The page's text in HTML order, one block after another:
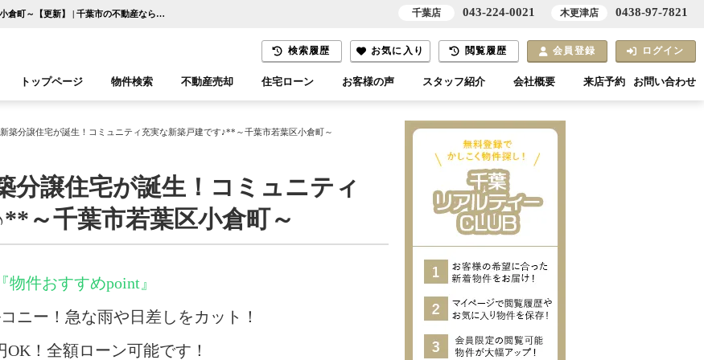
～全６家族が集う新築分譲住宅が誕生！コミュニティ充実な新築戸建です♪**～千葉市若葉区小倉町～【更新】 | 千葉市の不動産ならセンチュリー21千葉リアルティー
検索履歴 お気に入り 閲覧履歴 会員登録 ログイン
トップページ 物件検索
エリア 木更津エリア
不動産売却 住宅ローン お客様の声 スタッフ紹介 会社概要 来店予約 お問い合わせ
築分譲住宅が誕生！コミュニティ充実な新築戸建です♪**～千葉市若葉区小倉町～
分譲住宅が誕生！コミュニティ
～千葉市若葉区小倉町～
物件おすすめpoint』
ニー！急な雨や日差しをカット！
OK！全額ローン可能です！
千葉店 043-224-0021 木更津店 0438-97-7821